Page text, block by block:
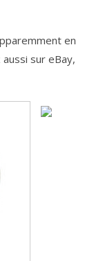
en
sur eBay,